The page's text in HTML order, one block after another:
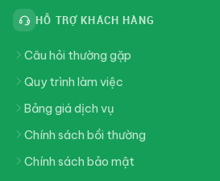
HỖ TRỢ KHÁCH HÀNG
Câu hỏi thường gặp
Quy trình làm việc
Bảng giá dịch vụ
Chính sách bồi thường
Chính sách bảo mật